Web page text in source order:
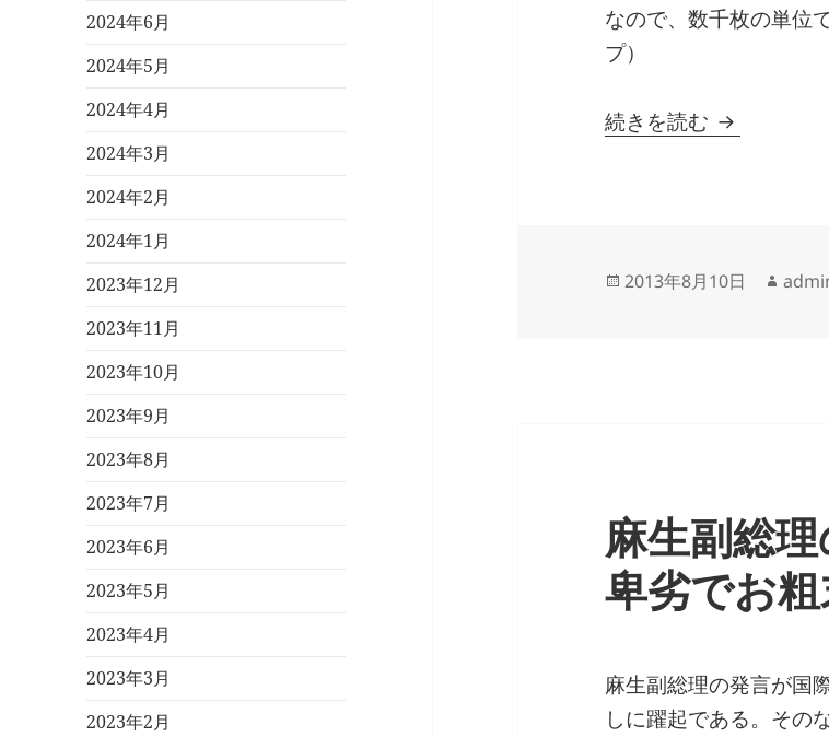
2024年6月
2024年5月
2024年4月
2024年3月
2024年2月
2024年1月
2023年12月
2023年11月
2023年10月
2023年9月
2023年8月
2023年7月
2023年6月
2023年5月
2023年4月
2023年3月
2023年2月
なので、数千枚の単位
プ）
続きを読む ポール・マ
投
2013年8月10日
作
麻生副総
卑劣でお
麻生副総理の発言が国
しに躍起である。その